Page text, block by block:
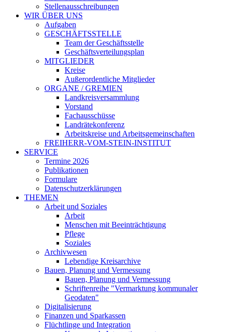
Stellenausschreibungen
WIR ÜBER UNS
Aufgaben
GESCHÄFTSSTELLE
Team der Geschäftsstelle
Geschäftsverteilungsplan
MITGLIEDER
Kreise
Außerordentliche Mitglieder
ORGANE / GREMIEN
Landkreisversammlung
Vorstand
Fachausschüsse
Landrätekonferenz
Arbeitskreise und Arbeitsgemeinschaften
FREIHERR-VOM-STEIN-INSTITUT
SERVICE
Termine 2026
Publikationen
Formulare
Datenschutzerklärungen
THEMEN
Arbeit und Soziales
Arbeit
Menschen mit Beeinträchtigung
Pflege
Soziales
Archivwesen
Lebendige Kreisarchive
Bauen, Planung und Vermessung
Bauen, Planung und Vermessung
Schriftenreihe "Vermarktung kommunaler
Geodaten"
Digitalisierung
Finanzen und Sparkassen
Flüchtlinge und Integration